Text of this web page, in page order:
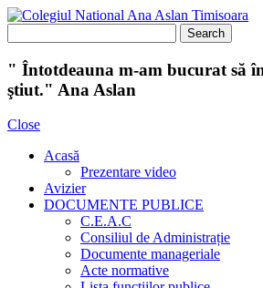
" Întotdeauna m-am bucurat să
ştiut." Ana Aslan
Close
Acasă
Prezentare video
Avizier
DOCUMENTE PUBLICE
C.E.A.C
Consiliul de Administrație
Documente manageriale
Acte normative